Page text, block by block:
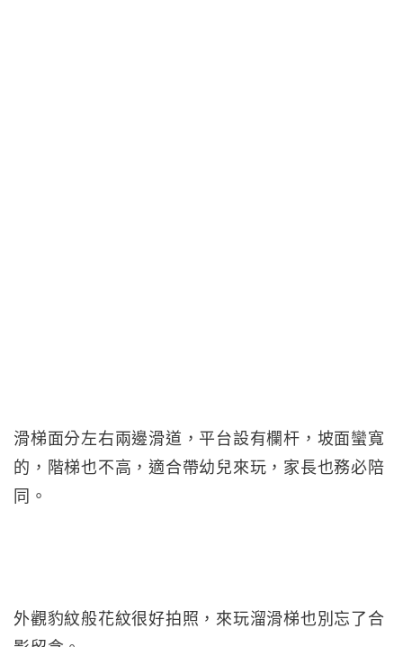
滑梯面分左右兩邊滑道，平台設有欄杆，坡面蠻寬
的，階梯也不高，適合帶幼兒來玩，家長也務必陪
同。
外觀豹紋般花紋很好拍照，來玩溜滑梯也別忘了合